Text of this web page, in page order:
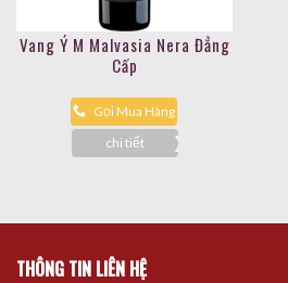
Vang Ý M Malvasia Nera Đẳng
Cấp
Gọi Mua Hàng
chi tiết
THÔNG TIN LIÊN HỆ